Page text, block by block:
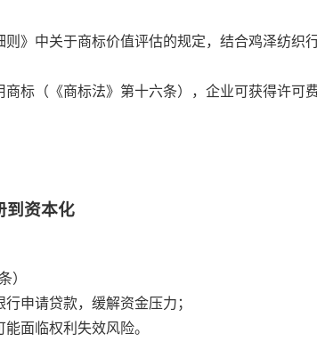
则》中关于商标价值评估的规定，结合鸡泽纺织
商标（《商标法》第十六条），企业可获得许可
到资本化
）
申请贷款，缓解资金压力；
面临权利失效风险。